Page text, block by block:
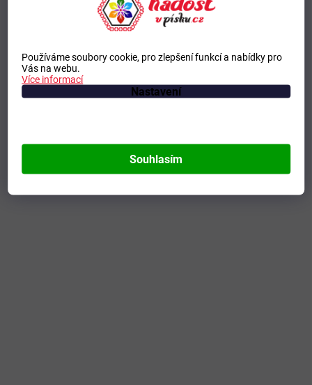
Používáme soubory cookie, pro zlepšení funkcí a nabídky pro
Vás na webu.
Více informací
Nastavení
Souhlasím